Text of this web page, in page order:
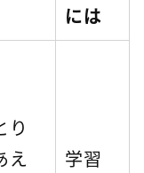
には
り
え
学習